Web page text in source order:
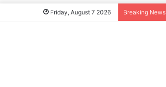
Friday, August 7 2026 Breaking News